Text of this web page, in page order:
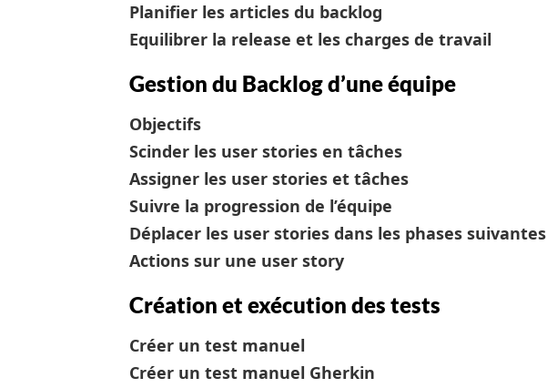
Planifier les articles du backlog
Equilibrer la release et les charges de travail
Gestion du Backlog d’une équipe
Objectifs
Scinder les user stories en tâches
Assigner les user stories et tâches
Suivre la progression de l’équipe
Déplacer les user stories dans les phases suivantes
Actions sur une user story
Création et exécution des tests
Créer un test manuel
Créer un test manuel Gherkin